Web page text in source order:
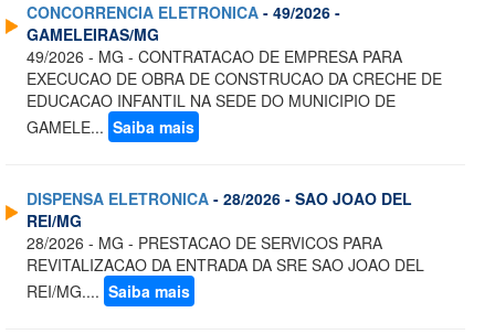
CONCORRENCIA ELETRONICA - 49/2026 -
GAMELEIRAS/MG
49/2026 - MG - CONTRATACAO DE EMPRESA PARA
EXECUCAO DE OBRA DE CONSTRUCAO DA CRECHE DE
EDUCACAO INFANTIL NA SEDE DO MUNICIPIO DE
GAMELE... Saiba mais
DISPENSA ELETRONICA - 28/2026 - SAO JOAO DEL
REI/MG
28/2026 - MG - PRESTACAO DE SERVICOS PARA
REVITALIZACAO DA ENTRADA DA SRE SAO JOAO DEL
REI/MG.... Saiba mais